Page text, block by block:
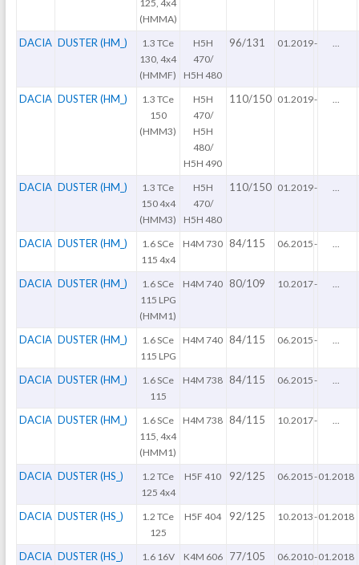
125, 4x4
(HMMA)
DACIA DUSTER (HM_)
1.3 TCe
130, 4x4
(HMMF)
H5H
470/
H5H 480
96/131 01.2019-
DACIA DUSTER (HM_)
1.3 TCe
150
(HMM3)
H5H
470/
H5H
480/
H5H 490
110/150 01.2019-
DACIA DUSTER (HM_)
1.3 TCe
150 4x4
(HMM3)
H5H
470/
H5H 480
110/150 01.2019-
DACIA DUSTER (HM_)
1.6 SCe
115 4x4
H4M 730 84/115 06.2015-
DACIA DUSTER (HM_)
1.6 SCe
115 LPG
(HMM1)
H4M 740 80/109 10.2017-
DACIA DUSTER (HM_)
1.6 SCe
115 LPG
H4M 740 84/115 06.2015-
DACIA DUSTER (HM_)
1.6 SCe
115
H4M 738 84/115 06.2015-
DACIA DUSTER (HM_)
1.6 SCe
115, 4x4
(HMM1)
H4M 738 84/115 10.2017-
DACIA DUSTER (HS_)
1.2 TCe
125 4x4
H5F 410 92/125 06.2015-01.2018
DACIA DUSTER (HS_)
1.2 TCe
125
H5F 404 92/125 10.2013-01.2018
DACIA DUSTER (HS_)
1.6 16V
K4M 606 77/105 06.2010-01.2018